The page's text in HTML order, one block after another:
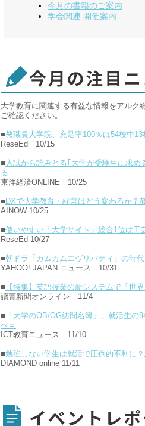
今月の書籍のご案内
学会関連 開催案内
大学教育に関連する有益な情報をアルク
ご確認ください。
■教職員大学院、充足率100％は54校中13
ReseEd 10/15
■ 入試から読みとる｢大学が受験生に求
る
東洋経済ONLINE 10/25
■ DXで大学教育・経営はどう変わるか？
AINOW 10/25
■使いやすい「大学サイト」総合1位は工
ReseEd 10/27
■朝ドラ「カムカムエヴリバディ」の時
YAHOO! JAPAN ニュース 10/31
■ 【特集】英語授業の新システムで「世
讀賣新聞オンライン 11/4
■ 「大学のOB/OG訪問名簿」、就活生
べ＝
ICT教育ニュース 11/10
■勉強しない学生は就活で圧倒的不利に
DIAMOND online 11/11